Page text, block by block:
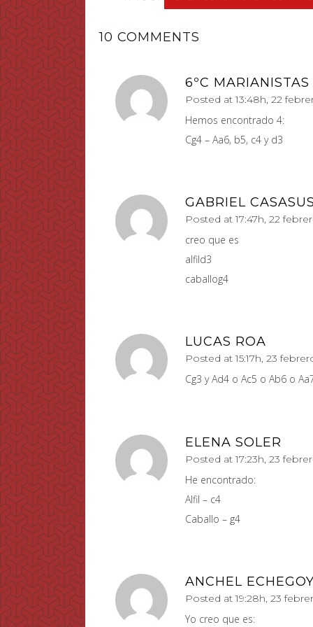
10 COMMENTS
6ºC MARIANISTAS
Posted at 13:48h, 22
Hemos encontrado 4:
Cg4 – Aa6, b5, c4 y d3
GABRIEL CASASUS
Posted at 17:47h, 22
creo que es
alfild3
caballog4
LUCAS ROA
Posted at 15:17h, 23
Cg3 y Ad4 o Ac5 o Ab6 o
ELENA SOLER
Posted at 17:23h, 23
He encontrado:
Alfil – c4
Caballo – g4
ANCHEL
Posted at 19:28h, 23
Yo creo que es: